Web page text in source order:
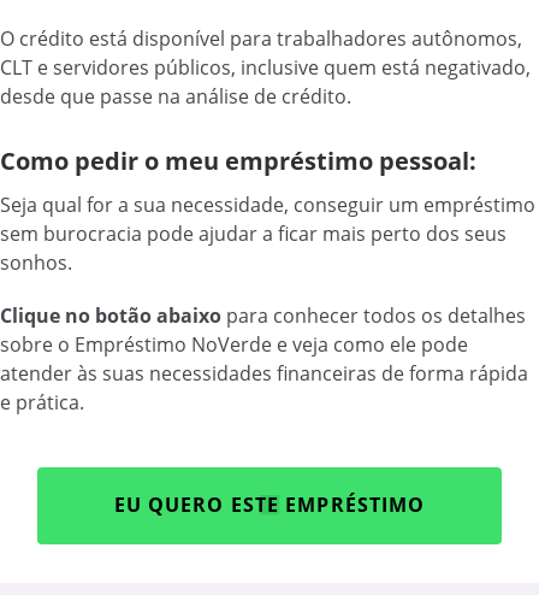
O crédito está disponível para trabalhadores autônomos,
CLT e servidores públicos, inclusive quem está negativado,
desde que passe na análise de crédito.
Como pedir o meu empréstimo pessoal:
Seja qual for a sua necessidade, conseguir um empréstimo
sem burocracia pode ajudar a ficar mais perto dos seus
sonhos.
Clique no botão abaixo para conhecer todos os detalhes
sobre o Empréstimo NoVerde e veja como ele pode
atender às suas necessidades financeiras de forma rápida
e prática.
EU QUERO ESTE EMPRÉSTIMO